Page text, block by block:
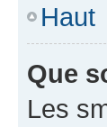
Haut
Que
Les